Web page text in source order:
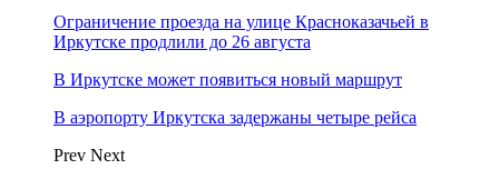
Ограничение проезда на улице Красноказачьей в
Иркутске продлили до 26 августа
В Иркутске может появиться новый маршрут
В аэропорту Иркутска задержаны четыре рейса
Prev Next